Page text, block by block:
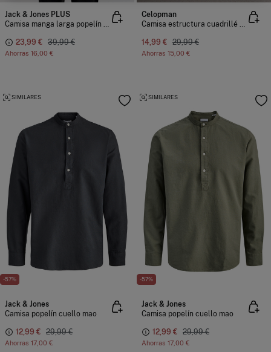
Jack & Jones PLUS
Camisa manga larga popelín fino
23,99 € 39,99 €
Ahorras 16,00 €
Celopman
Camisa estructura cuadrillé cuello mao
14,99 € 29,99 €
Ahorras 15,00 €
-57%
SIMILARES
Jack & Jones
Camisa popelín cuello mao
12,99 € 29,99 €
Ahorras 17,00 €
-57%
SIMILARES
Jack & Jones
Camisa popelín cuello mao
12,99 € 29,99 €
Ahorras 17,00 €